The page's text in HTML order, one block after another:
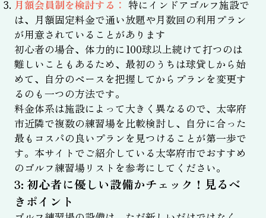
月額会員制を検討する： 特にインドアゴルフ施設で
は、月額固定料金で通い放題や月数回の利用プラン
が用意されていることがあります
初心者の場合、体力的に100球以上続けて打つのは
難しいこともあるため、最初のうちは球貸しから始
めて、自分のペースを把握してからプランを変更す
るのも一つの方法です。
料金体系は施設によって大きく異なるので、太宰府
市近隣で複数の練習場を比較検討し、自分に合った
最もコスパの良いプランを見つけることが第一歩で
す。本サイトでご紹介している太宰府市でおすすめ
のゴルフ練習場リストを参考にしてください。
3: 初心者に優しい設備かチェック！見るべ
きポイント